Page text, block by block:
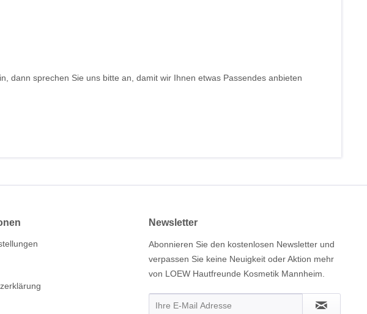
dann sprechen Sie uns bitte an, damit wir Ihnen etwas Passendes anbieten
Newsletter
Abonnieren Sie den kostenlosen Newsletter und
verpassen Sie keine Neuigkeit oder Aktion mehr
von LOEW Hautfreunde Kosmetik Mannheim.